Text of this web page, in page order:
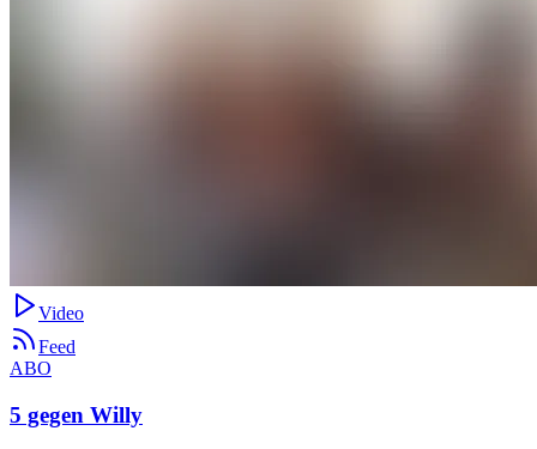
Video
Feed
ABO
5 gegen Willy